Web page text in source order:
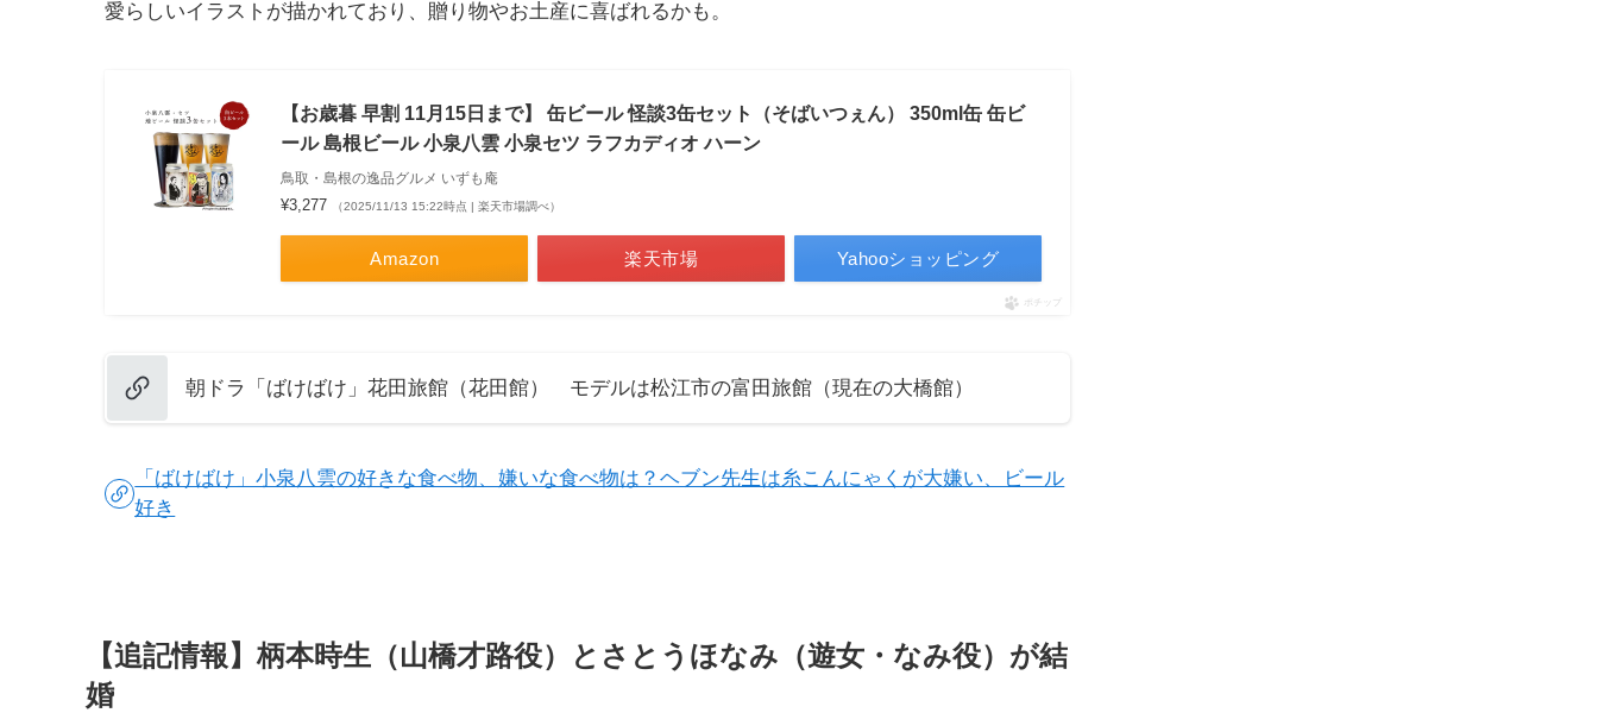
愛らしいイラストが描かれており、贈り物やお土産に喜ばれるかも。
【お歳暮 早割 11月15日まで】 缶ビール 怪談3缶セット（そばいつぇん） 350ml缶 缶ビ
ール 島根ビール 小泉八雲 小泉セツ ラフカディオ ハーン
鳥取・島根の逸品グルメ いずも庵
¥3,277 （2025/11/13 15:22時点 | 楽天市場調べ）
Amazon 楽天市場 Yahooショッピング
ポチップ
朝ドラ「ばけばけ」花田旅館（花田館） モデルは松江市の富田旅館（現在の大橋館）
「ばけばけ」小泉八雲の好きな食べ物、嫌いな食べ物は？ヘブン先生は糸こんにゃくが大嫌い、ビール
好き
【追記情報】柄本時生（山橋才路役）とさとうほなみ（遊女・なみ役）が結
婚